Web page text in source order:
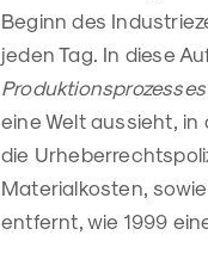
Beginn des
jeden Tag. In diese
eine Welt aussieht,
die
Materialkosten,
entfernt, wie 1999